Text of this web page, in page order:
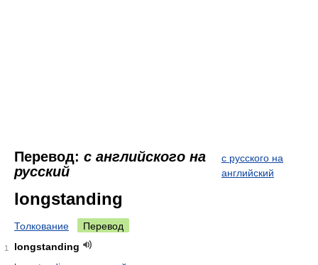
Перевод: с английского на
русский
с русского на
английский
longstanding
Толкование Перевод
1
longstanding